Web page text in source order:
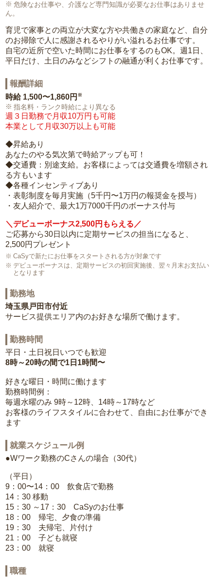
危険なお仕事や、介護など専門知識が必要なお仕事はありませ
ん。
育児で家事との両立が大変な方や共働きの家庭など、自分
のお掃除で人に感謝されるやりがい溢れるお仕事です。
自宅の近所で空いた時間にお仕事をするのもOK。週1日、
平日だけ、土日のみなどシフトの融通が利くお仕事です。
報酬詳細
時給 1,500〜1,860円 ※
指名料・ランク時給により異なる
週３日勤務で月収10万円も可能
本業として月収30万以上も可能
◆昇給あり
あなたのやる気次第で時給アップも可！
◆交通費：別途支給。お客様によっては交通費を増額され
る方もいます
◆各種インセンティブあり
・表彰制度を毎月実施（5千円〜1万円の報奨金を授与）
・友人紹介で、最大1万7000千円のボーナス付与
＼デビューボーナス2,500円もらえる／
ご応募から30日以内に定期サービスの担当になると、
2,500円プレゼント
CaSyで新たにお仕事をスタートされる方が対象です
デビューボーナスは、定期サービスの初回実施後、翌々月末お支払い
となります
勤務地
埼玉県戸田市付近
サービス提供エリア内のお好きな場所で働けます。
勤務時間
平日・土日祝日いつでも歓迎
8時～20時の間で1日1時間〜
好きな曜日・時間に働けます
勤務時間例：
毎週水曜のみ 9時～12時、14時～17時など
お客様のライフスタイルに合わせて、自由にお仕事ができ
ます
就業スケジュール例
●Wワーク勤務のCさんの場合（30代）
（平日）
9：00〜14：00 飲食店で勤務
14：30 移動
15：30 ～17：30 CaSyのお仕事
18：00 帰宅、夕食の準備
19：30 夫帰宅、片付け
21：00 子ども就寝
23：00 就寝
職種